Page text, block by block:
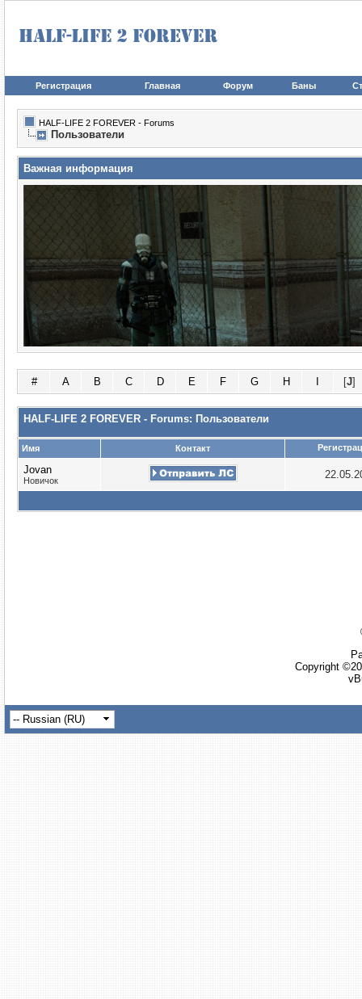
Регистрация Главная Форум Баны
HALF-LIFE 2 FOREVER - Forums
Пользователи
Важная информация
# A B C D E F G H [J]
HALF-LIFE 2 FOREVER - Forums: Пользователи
Имя Контакт
Jovan
Новичок
Copyright